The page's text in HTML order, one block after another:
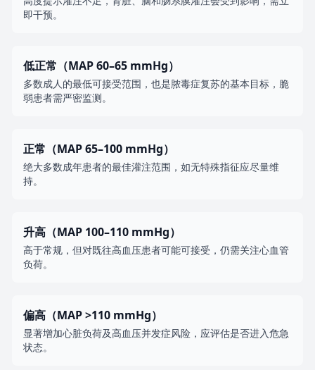
即干预。
低正常（MAP 60–65 mmHg）
多数成人的最低可接受范围，也是脓毒症复苏的基本目标，脆
弱患者需严密监测。
正常（MAP 65–100 mmHg）
绝大多数成年患者的最佳灌注范围，如无特殊指征应尽量维
持。
升高（MAP 100–110 mmHg）
高于常规，但对既往高血压患者可能可接受，仍需关注心血管
负荷。
偏高（MAP >110 mmHg）
显著增加心脏负荷及高血压并发症风险，应评估是否进入危急
状态。